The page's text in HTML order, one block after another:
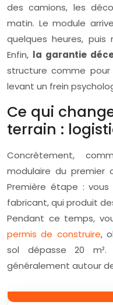
des camions, les
matin. Le module
quelques heures,
Enfin, la garantie
structure comme
levant un frein
Ce qui
terrain :
Concrètement,
modulaire du
Première étape :
fabricant, qui produit
Pendant ce temps,
permis de construire,
sol dépasse 20 m².
généralement autour